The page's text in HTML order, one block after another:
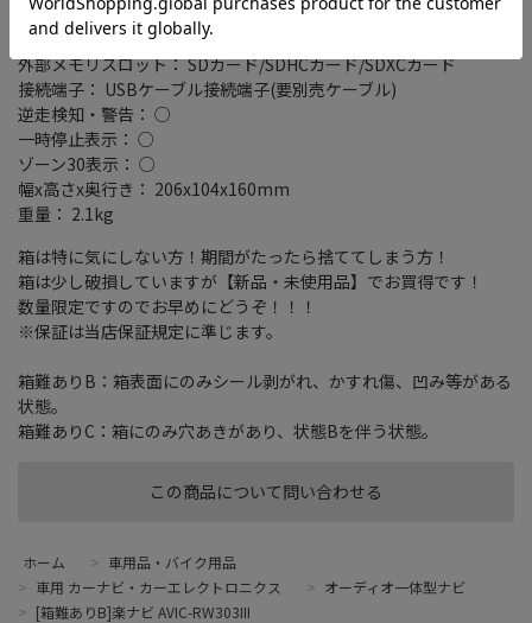
この商品について問い合わせる
スマートIC考慮検索： ○
搭載プレーヤー： DVD/CD
外部メモリスロット： SDカード/SDHCカード/SDXCカード
接続端子： USBケーブル接続端子(要別売ケーブル)
逆走検知・警告： ○
一時停止表示： ○
ゾーン30表示： ○
幅x高さx奥行き： 206x104x160mm
重量： 2.1kg
箱は特に気にしない方！期間がたったら捨ててしまう方！
箱は少し破損していますが【新品・未使用品】でお買得です！
数量限定ですのでお早めにどうぞ！！！
※保証は当店保証規定に準じます。
箱難ありB：箱表面にのみシール剥がれ、かすれ傷、凹み等がある
状態。
箱難ありC：箱にのみ穴あきがあり、状態Bを伴う状態。
ホーム > 車用品・バイク用品
> 車用 カーナビ・カーエレクトロニクス > オーディオ一体型ナビ
> [箱難ありB]楽ナビ AVIC-RW303III